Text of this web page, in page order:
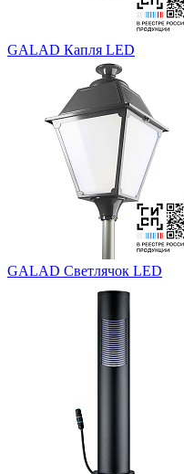
GALAD Капля LED
GALAD Светлячок LED